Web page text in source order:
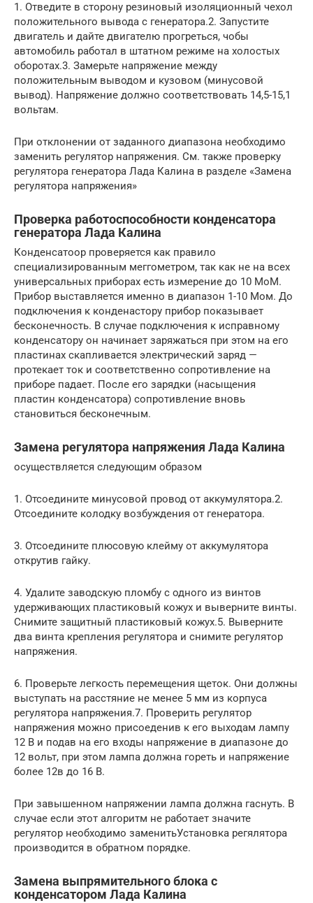
1. Отведите в сторону резиновый изоляционный чехол
положительного вывода с генератора.2. Запустите
двигатель и дайте двигателю прогреться, чобы
автомобиль работал в штатном режиме на холостых
оборотах.3. Замерьте напряжение между
положительным выводом и кузовом (минусовой
вывод). Напряжение должно соответствовать 14,5-15,1
вольтам.
При отклонении от заданного диапазона необходимо
заменить регулятор напряжения. См. также проверку
регулятора генератора Лада Калина в разделе «Замена
регулятора напряжения»
Проверка работоспособности конденсатора
генератора Лада Калина
Конденсатоор проверяется как правило
специализированным меггометром, так как не на всех
универсальных приборах есть измерение до 10 МоМ.
Прибор выставляется именно в диапазон 1-10 Мом. До
подключения к конденастору прибор показывает
бесконечность. В случае подключения к исправному
конденсатору он начинает заряжаться при этом на его
пластинах скапливается электрический заряд —
протекает ток и соответственно сопротивление на
приборе падает. После его зарядки (насыщения
пластин конденсатора) сопротивление вновь
становиться бесконечным.
Замена регулятора напряжения Лада Калина
осуществляется следующим образом
1. Отсоедините минусовой провод от аккумулятора.2.
Отсоедините колодку возбуждения от генератора.
3. Отсоедините плюсовую клейму от аккумулятора
открутив гайку.
4. Удалите заводскую пломбу с одного из винтов
удерживающих пластиковый кожух и выверните винты.
Снимите защитный пластиковый кожух.5. Выверните
два винта крепления регулятора и снимите регулятор
напряжения.
6. Проверьте легкость перемещения щеток. Они должны
выступать на расстяние не менее 5 мм из корпуса
регулятора напряжения.7. Проверить регулятор
напряжения можно присоеденив к его выходам лампу
12 В и подав на его входы напряжение в диапазоне до
12 вольт, при этом лампа должна гореть и напряжение
более 12в до 16 В.
При завышенном напряжении лампа должна гаснуть. В
случае если этот алгоритм не работает значите
регулятор необходимо заменитьУстановка регялятора
производится в обратном порядке.
Замена выпрямительного блока с
конденсатором Лада Калина